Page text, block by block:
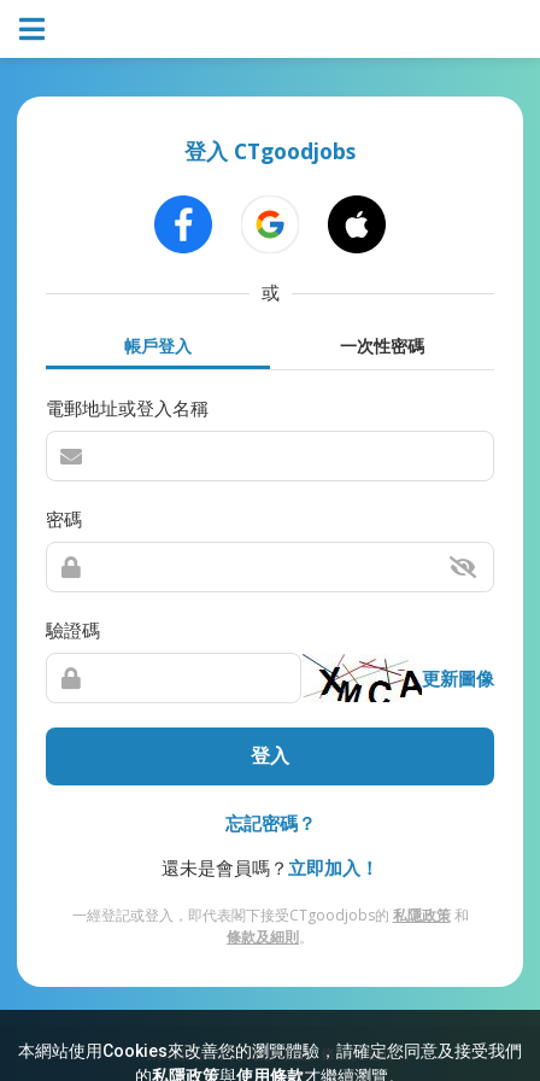
本網站使用Cookies來改善您的瀏覽體驗，請確定您同意及接受我們
的私隱政策與使用條款才繼續瀏覽。
登入 CTgoodjobs
或
帳戶登入 一次性密碼
電郵地址或登入名稱
密碼
驗證碼
更新圖像
登入
忘記密碼？
還未是會員嗎？ 立即加入！
一經登記或登入，即代表閣下接受CTgoodjobs的 私隱政策和
條款及細則。
網站索引 常見問題 私隱 條款及細則